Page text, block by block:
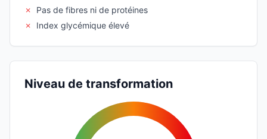
✗
Pas de fibres ni de protéines
✗
Index glycémique élevé
Niveau de transformation